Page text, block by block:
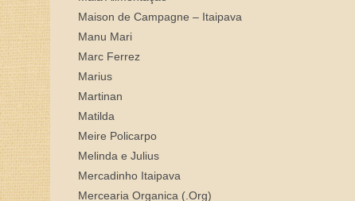
Maison de Campagne – Itaipava
Manu Mari
Marc Ferrez
Marius
Martinan
Matilda
Meire Policarpo
Melinda e Julius
Mercadinho Itaipava
Mercearia Organica (.Org)